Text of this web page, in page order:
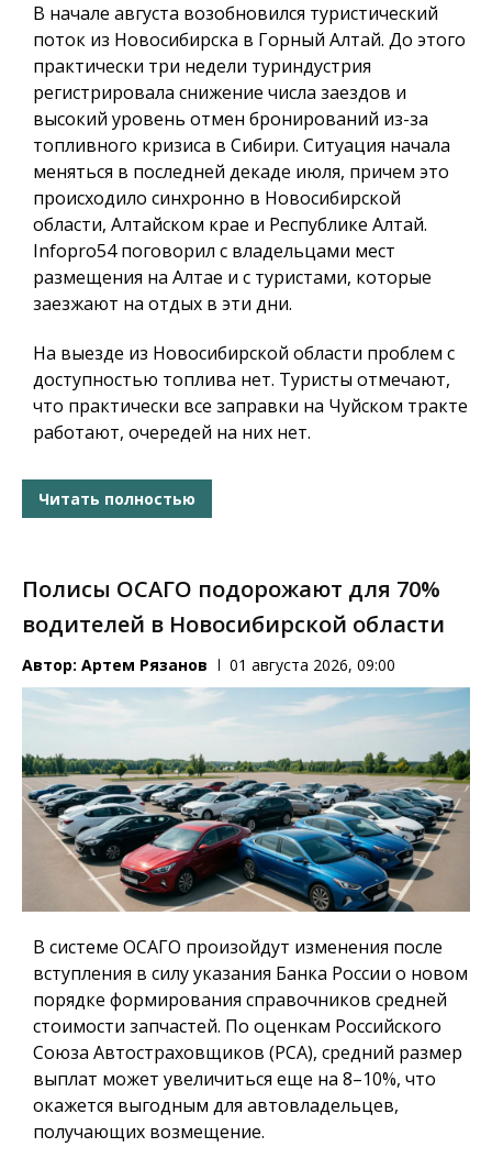
В начале августа возобновился туристический
поток из Новосибирска в Горный Алтай. До этого
практически три недели туриндустрия
регистрировала снижение числа заездов и
высокий уровень отмен бронирований из-за
топливного кризиса в Сибири. Ситуация начала
меняться в последней декаде июля, причем это
происходило синхронно в Новосибирской
области, Алтайском крае и Республике Алтай.
Infopro54поговорил с владельцами мест
размещения на Алтае и с туристами, которые
заезжают на отдых в эти дни.
На выезде из Новосибирской области проблем с
доступностью топлива нет. Туристы отмечают,
что практически все заправки на Чуйском тракте
работают, очередей на них нет.
Читать полностью
Полисы ОСАГО подорожают для 70%
водителей в Новосибирской области
Автор: Артем Рязанов 01 августа 2026, 09:00
В системе ОСАГО произойдут изменения после
вступления в силу указания Банка России о новом
порядке формирования справочников средней
стоимости запчастей. По оценкам Российского
Союза Автостраховщиков (РСА), средний размер
выплат может увеличиться еще на 8–10%, что
окажется выгодным для автовладельцев,
получающих возмещение.